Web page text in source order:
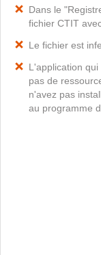
Dans le
fichier CTIT
Le fichier est
L'application
pas de
n'avez pas
au programme